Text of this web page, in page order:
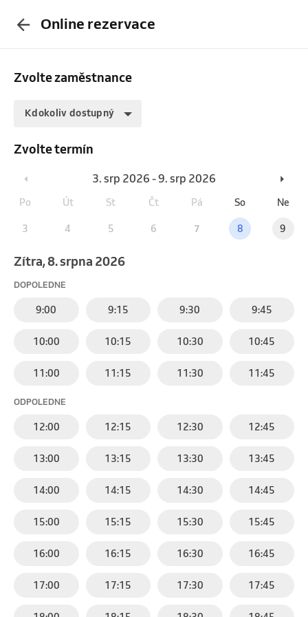
Online rezervace
Zvolte zaměstnance
Kdokoliv dostupný
Zvolte termín
3. srp 2026 - 9. srp 2026
Po Út St Čt Pá So Ne
3 4 5 6 7 8 9
Zítra, 8. srpna 2026
DOPOLEDNE
9:00 9:15 9:30 9:45
10:00 10:15 10:30 10:45
11:00 11:15 11:30 11:45
ODPOLEDNE
12:00 12:15 12:30 12:45
13:00 13:15 13:30 13:45
14:00 14:15 14:30 14:45
15:00 15:15 15:30 15:45
16:00 16:15 16:30 16:45
17:00 17:15 17:30 17:45